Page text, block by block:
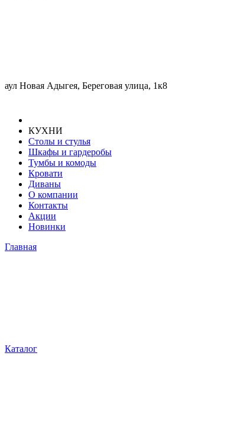
аул Новая Адыгея, Береговая улица, 1к8
КУХНИ
Столы и стулья
Шкафы и гардеробы
Тумбы и комоды
Кровати
Диваны
О компании
Контакты
Акции
Новинки
Главная
Каталог